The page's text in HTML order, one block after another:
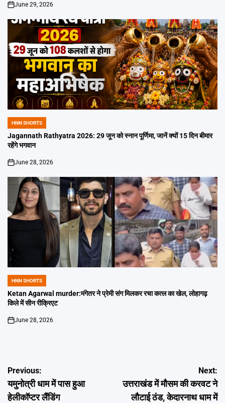
on
June 29, 2026
POSTED
IN
HNN SHORTS
Jagannath Rathyatra 2026: 29 जून को स्नान पूर्णिमा, जानें क्यों 15 दिन बीमार
रहेंगे भगवान
on
June 28, 2026
POSTED
IN
HNN SHORTS
Ketan Agarwal murder:मंगेतर ने प्रेमी संग मिलकर रचा कत्ल का खेल, लोहागढ़
किले में सीन रीक्रिएट
on
June 28, 2026
Post
navigation
Previous:
यमुनोत्री धाम में पास हुआ
हेलीकॉप्टर लैंडिंग
Next:
उत्तराखंड में मौसम की करवट ने
लौटाई ठंड, केदारनाथ धाम में